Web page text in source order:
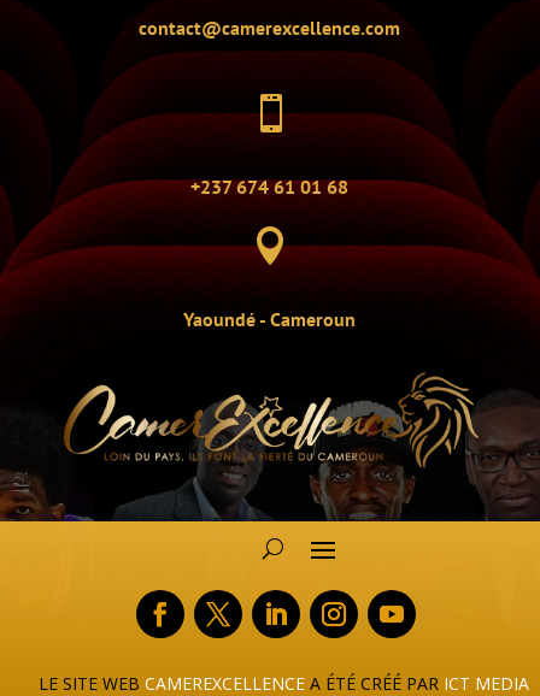
contact@camerexcellence.com

+237 674 61 01 68

Yaoundé - Cameroun
LE SITE WEB CAMEREXCELLENCE A ÉTÉ CRÉÉ PAR ICT MEDIA